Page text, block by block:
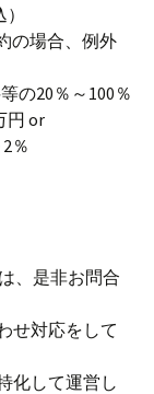
場合、例外
20％～100％
or
％
、是非お問合
せ対応をして
化して運営し